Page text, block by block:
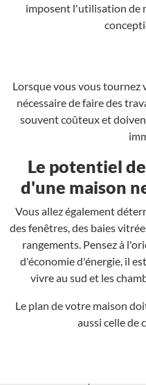
imposent l'utilisation de
Lorsque vous vous tournez
nécessaire de faire des
souvent coûteux et
Le potentiel
d'une maison
Vous allez également
des fenêtres, des baies
rangements. Pensez à
d'économie d'énergie, il
vivre au sud et les
Le plan de votre maison
aussi celle de